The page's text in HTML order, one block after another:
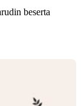
beserta